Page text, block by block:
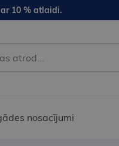
10 % atlaidi.
nosacījumi